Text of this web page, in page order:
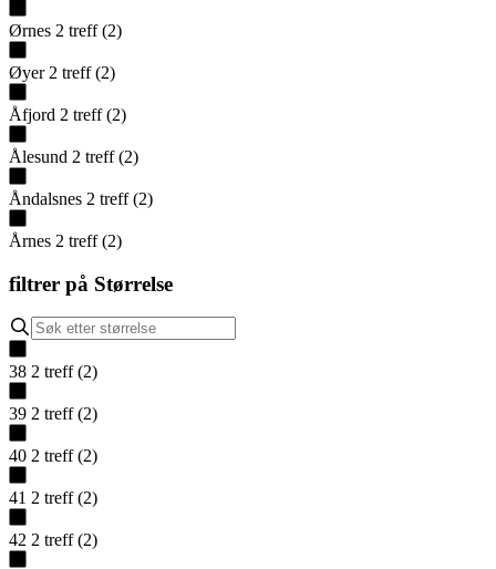
Ørnes 2 treff (2)
Øyer 2 treff (2)
Åfjord 2 treff (2)
Ålesund 2 treff (2)
Åndalsnes 2 treff (2)
Årnes 2 treff (2)
filtrer på Størrelse
38 2 treff (2)
39 2 treff (2)
40 2 treff (2)
41 2 treff (2)
42 2 treff (2)